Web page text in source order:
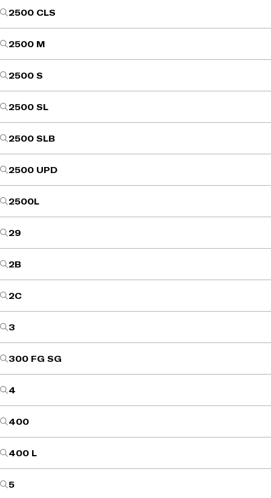
2500 CLS
2500 M
2500 S
2500 SL
2500 SLB
2500 UPD
2500L
29
2B
2C
3
300 FG SG
4
400
400 L
5